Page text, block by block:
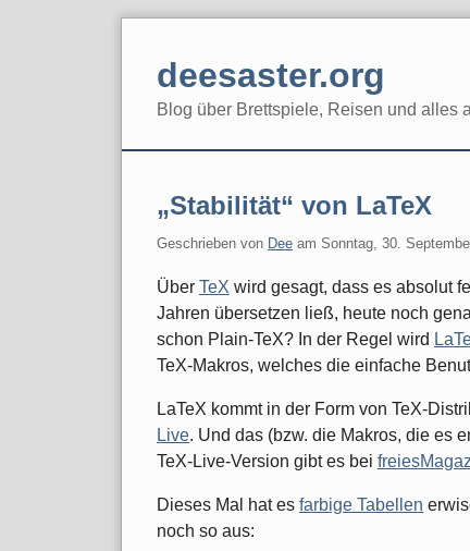
deesaster.org
Blog über Brettspiele, Reisen und alles
„Stabilität“ von LaTeX
Geschrieben von Dee am Sonntag, 30.
Über TeX wird gesagt, dass es absolut
Jahren übersetzen ließ, heute noch
schon Plain-TeX? In der Regel wird
TeX-Makros, welches die einfache
LaTeX kommt in der Form von TeX-
Live. Und das (bzw. die Makros, die es
TeX-Live-Version gibt es bei
Dieses Mal hat es farbige Tabellen
noch so aus: